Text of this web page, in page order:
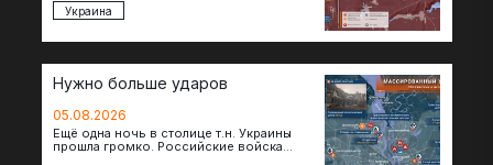
Украина
Нужно больше ударов
05.08.2026
Ещё одна ночь в столице т.н. Украины
прошла громко. Российские войска